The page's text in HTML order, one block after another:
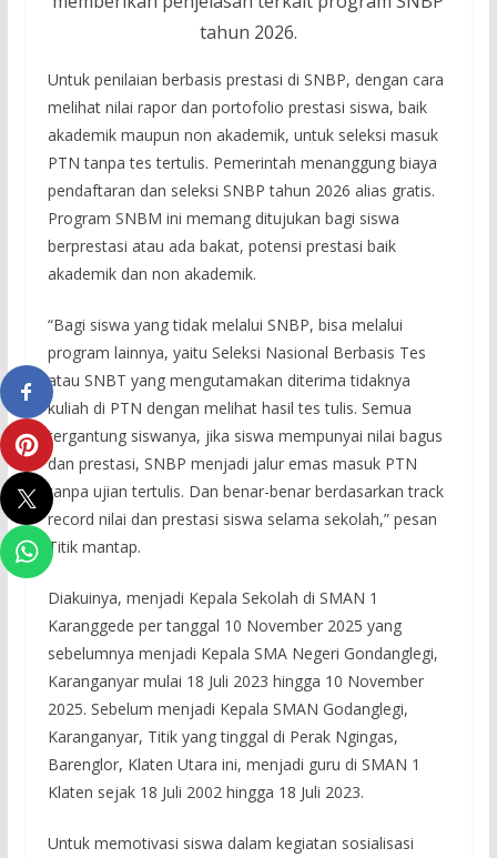
tahun 2026.
Untuk penilaian berbasis prestasi di SNBP, dengan cara
melihat nilai rapor dan portofolio prestasi siswa, baik
akademik maupun non akademik, untuk seleksi masuk
PTN tanpa tes tertulis. Pemerintah menanggung biaya
pendaftaran dan seleksi SNBP tahun 2026 alias gratis.
Program SNBM ini memang ditujukan bagi siswa
berprestasi atau ada bakat, potensi prestasi baik
akademik dan non akademik.
“Bagi siswa yang tidak melalui SNBP, bisa melalui
program lainnya, yaitu Seleksi Nasional Berbasis Tes
atau SNBT yang mengutamakan diterima tidaknya
kuliah di PTN dengan melihat hasil tes tulis. Semua
tergantung siswanya, jika siswa mempunyai nilai bagus
dan prestasi, SNBP menjadi jalur emas masuk PTN
tanpa ujian tertulis. Dan benar-benar berdasarkan track
record nilai dan prestasi siswa selama sekolah,” pesan
Titik mantap.
Diakuinya, menjadi Kepala Sekolah di SMAN 1
Karanggede per tanggal 10 November 2025 yang
sebelumnya menjadi Kepala SMA Negeri Gondanglegi,
Karanganyar mulai 18 Juli 2023 hingga 10 November
2025. Sebelum menjadi Kepala SMAN Godanglegi,
Karanganyar, Titik yang tinggal di Perak Ngingas,
Barenglor, Klaten Utara ini, menjadi guru di SMAN 1
Klaten sejak 18 Juli 2002 hingga 18 Juli 2023.
Untuk memotivasi siswa dalam kegiatan sosialisasi